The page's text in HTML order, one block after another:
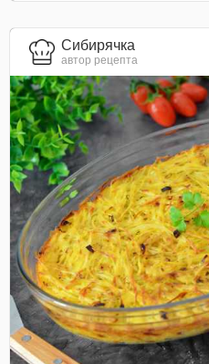
Сибирячка
автор рецепта